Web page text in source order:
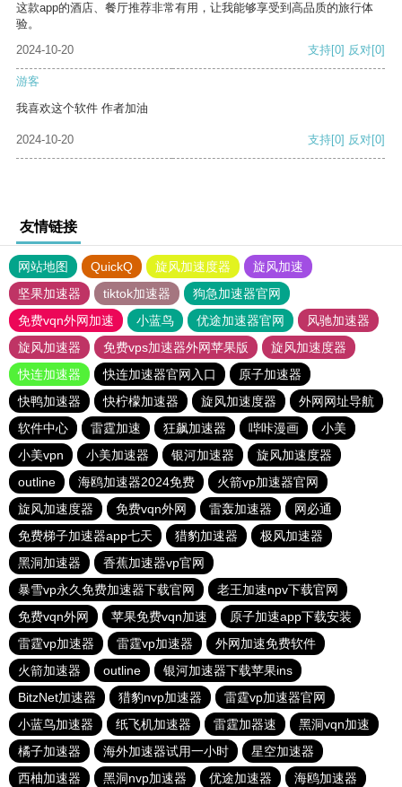
这款app的酒店、餐厅推荐非常有用，让我能够享受到高品质的旅行体
验。
2024-10-20
支持[0] 反对[0]
游客
我喜欢这个软件 作者加油
2024-10-20 支持[0] 反对[0]
友情链接
网站地图 QuickQ 旋风加速度器
旋风加速
坚果加速器
tiktok加速器
狗急加速器官网
免费vqn外网加速
小蓝鸟 优途加速器官网
风驰加速器
旋风加速器
免费vps加速器外网苹果版
旋风加速度器
快连加速器
快连加速器官网入口
原子加速器
快鸭加速器
快柠檬加速器 旋风加速度器
外网网址导航
软件中心
雷霆加速 狂飙加速器 哔咔漫画
小美
小美vpn
小美加速器 银河加速器
旋风加速度器
outline
海鸥加速器2024免费
火箭vp加速器官网
旋风加速度器
免费vqn外网 雷轰加速器
网必通
免费梯子加速器app七天
猎豹加速器
极风加速器
黑洞加速器
香蕉加速器vp官网
暴雪vp永久免费加速器下载官网
老王加速npv下载官网
免费vqn外网
苹果免费vqn加速
原子加速app下载安装
雷霆vp加速器
雷霆vp加速器
外网加速免费软件
火箭加速器
outline
银河加速器下载苹果ins
BitzNet加速器
猎豹nvp加速器
雷霆vp加速器官网
小蓝鸟加速器
纸飞机加速器 雷霆加器速
黑洞vqn加速
橘子加速器
海外加速器试用一小时
星空加速器
西柚加速器
黑洞nvp加速器 优途加速器 海鸥加速器